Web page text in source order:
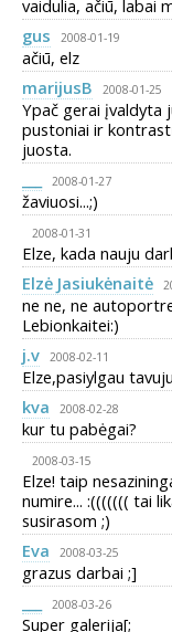
vaidulia, ačiū, labai
gus
2008-01-19
ačiū, elz
marijusB
2008-01-25
Ypač gerai įvaldyta
pustoniai ir
juosta.
2008-01-27
žaviuosi...;)
2008-01-31
Elze, kada nauju
Elzė Jasiukėnaitė
ne ne, ne
Lebionkaitei:)
j.v
2008-02-11
Elze,pasiylgau
kva
2008-02-28
kur tu pabėgai?
2008-03-15
Elze! taip
numire... :((((((( tai
susirasom ;)
Eva
2008-03-25
grazus darbai ;]
2008-03-26
Super galerija[;